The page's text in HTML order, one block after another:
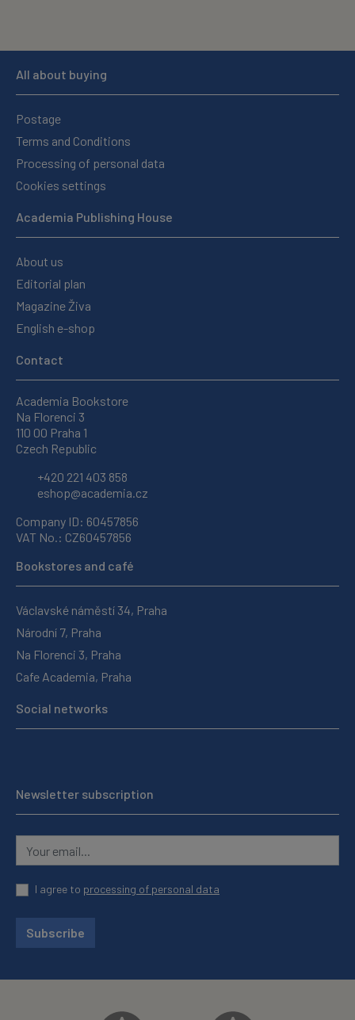
All about buying
Postage
Terms and Conditions
Processing of personal data
Cookies settings
Academia Publishing House
About us
Editorial plan
Magazine Živa
English e-shop
Contact
Academia Bookstore
Na Florenci 3
110 00 Praha 1
Czech Republic
+420 221 403 858
eshop@academia.cz
Company ID: 60457856
VAT No.: CZ60457856
Bookstores and café
Václavské náměstí 34, Praha
Národní 7, Praha
Na Florenci 3, Praha
Cafe Academia, Praha
Social networks
Newsletter subscription
I agree to processing of personal data
Subscribe